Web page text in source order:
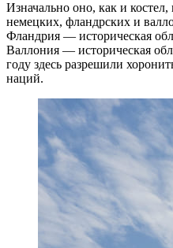
Изначально оно, как и костел,
немецких, фландрских и
Фландрия — историческая
Валлония — историческая
году здесь разрешили
наций.